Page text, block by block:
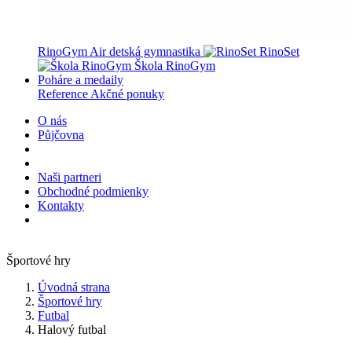
RinoGym Air detská gymnastika
RinoSet
Škola RinoGym
Poháre a medaily
Reference Akčné ponuky
O nás
Půjčovna
Naši partneri
Obchodné podmienky
Kontakty
Športové hry
Úvodná strana
Športové hry
Futbal
Halový futbal